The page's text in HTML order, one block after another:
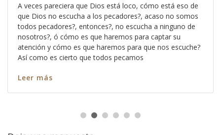
A veces pareciera que Dios está loco, cómo está eso de
que Dios no escucha a los pecadores?, acaso no somos
todos pecadores?, entonces?, no escucha a ninguno de
nosotros?, ó cómo es que haremos para captar su
atención y cómo es que haremos para que nos escuche?
Así como es cierto que todos pecamos
Leer más